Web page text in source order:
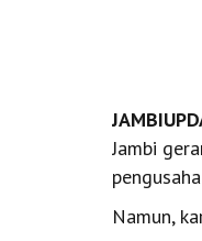
Jambi
Namun,